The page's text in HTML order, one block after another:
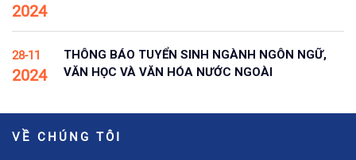
2024
28-11
2024
THÔNG BÁO TUYỂN SINH NGÀNH NGÔN NGỮ,
VĂN HỌC VÀ VĂN HÓA NƯỚC NGOÀI
VỀ CHÚNG TÔI